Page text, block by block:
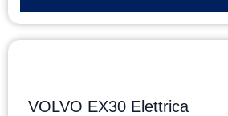
VOLVO EX30 Elettrica